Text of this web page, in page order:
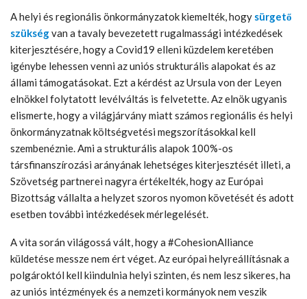
A helyi és regionális önkormányzatok kiemelték, hogy sürgető
szükségvan a tavaly bevezetett rugalmassági intézkedések
kiterjesztésére, hogy a Covid19 elleni küzdelem keretében
igénybe lehessen venni az uniós strukturális alapokat és az
állami támogatásokat. Ezt a kérdést az Ursula von der Leyen
elnökkel folytatott levélváltás is felvetette. Az elnök ugyanis
elismerte, hogy a világjárvány miatt számos regionális és helyi
önkormányzatnak költségvetési megszorításokkal kell
szembenéznie. Ami a strukturális alapok 100%-os
társfinanszírozási arányának lehetséges kiterjesztését illeti, a
Szövetség partnerei nagyra értékelték, hogy az Európai
Bizottság vállalta a helyzet szoros nyomon követését és adott
esetben további intézkedések mérlegelését.
A vita során világossá vált, hogy a #CohesionAlliance
küldetése messze nem ért véget. Az európai helyreállításnak a
polgároktól kell kiindulnia helyi szinten, és nem lesz sikeres, ha
az uniós intézmények és a nemzeti kormányok nem veszik